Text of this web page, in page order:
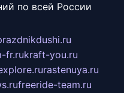
по всей России
fr.rukraft-you.ru
rastenuya.ru
freeride-team.ru